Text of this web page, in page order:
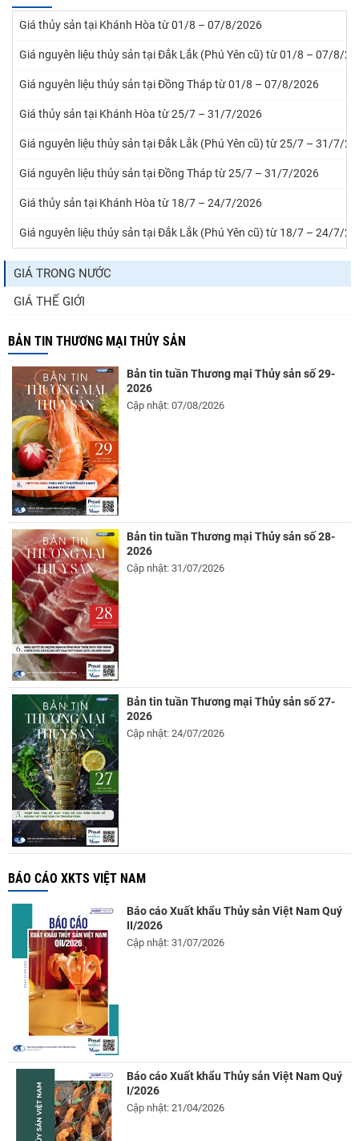
Giá thủy sản tại Khánh Hòa từ 01/8 – 07/8/2026
Giá nguyên liệu thủy sản tại Đắk Lắk (Phú Yên cũ) từ 01/8 – 07/8/
Giá nguyên liệu thủy sản tại Đồng Tháp từ 01/8 – 07/8/2026
Giá thủy sản tại Khánh Hòa từ 25/7 – 31/7/2026
Giá nguyên liệu thủy sản tại Đắk Lắk (Phú Yên cũ) từ 25/7 – 31/7/
Giá nguyên liệu thủy sản tại Đồng Tháp từ 25/7 – 31/7/2026
Giá thủy sản tại Khánh Hòa từ 18/7 – 24/7/2026
Giá nguyên liệu thủy sản tại Đắk Lắk (Phú Yên cũ) từ 18/7 – 24/7/
GIÁ TRONG NƯỚC
GIÁ THẾ GIỚI
BẢN TIN THƯƠNG MẠI THỦY SẢN
Bản tin tuần Thương mại Thủy sản số 29-
2026
Cập nhật: 07/08/2026
Bản tin tuần Thương mại Thủy sản số 28-
2026
Cập nhật: 31/07/2026
Bản tin tuần Thương mại Thủy sản số 27-
2026
Cập nhật: 24/07/2026
BÁO CÁO XKTS VIỆT NAM
Báo cáo Xuất khẩu Thủy sản Việt Nam Quý
II/2026
Cập nhật: 31/07/2026
Báo cáo Xuất khẩu Thủy sản Việt Nam Quý
I/2026
Cập nhật: 21/04/2026